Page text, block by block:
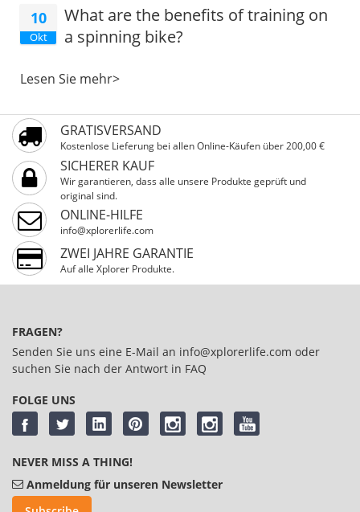
10
Okt
What are the benefits of training on
a spinning bike?
Lesen Sie mehr>
GRATISVERSAND
Kostenlose Lieferung bei allen Online-Käufen über 200,00 €
SICHERER KAUF
Wir garantieren, dass alle unsere Produkte geprüft und
original sind.
ONLINE-HILFE
info@xplorerlife.com
ZWEI JAHRE GARANTIE
Auf alle Xplorer Produkte.
FRAGEN?
Senden Sie uns eine E-Mail an info@xplorerlife.com oder
suchen Sie nach der Antwort in FAQ
FOLGE UNS
NEVER MISS A THING!
Anmeldung für unseren Newsletter